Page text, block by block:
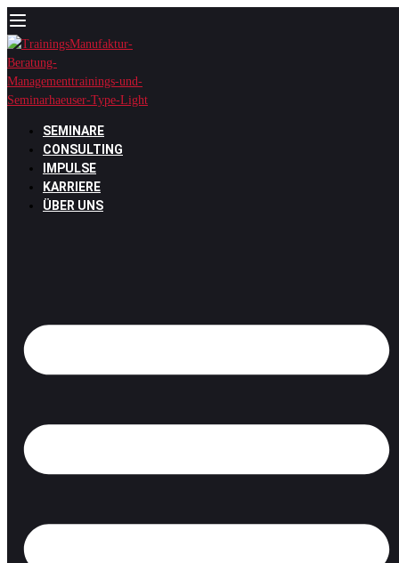
Zum
Inhalt
springen
SEMINARE
CONSULTING
IMPULSE
KARRIERE
ÜBER UNS